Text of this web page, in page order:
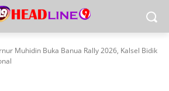
Muhidin Buka Banua Rally 2026, Kalsel Bidik